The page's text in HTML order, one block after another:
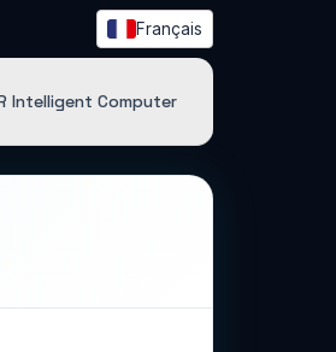
Français
Intelligent Computer